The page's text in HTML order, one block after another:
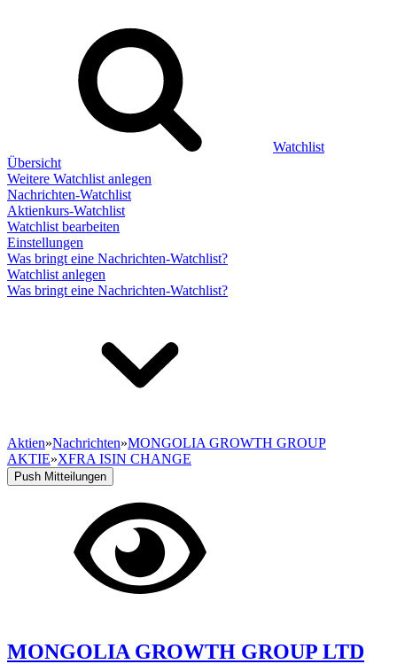
Watchlist
Übersicht
Weitere Watchlist anlegen
Nachrichten-Watchlist
Aktienkurs-Watchlist
Watchlist bearbeiten
Einstellungen
Was bringt eine Nachrichten-Watchlist?
Watchlist anlegen
Was bringt eine Nachrichten-Watchlist?
Aktien»Nachrichten»MONGOLIA GROWTH GROUP
AKTIE»XFRA ISIN CHANGE
Push Mitteilungen
MONGOLIA GROWTH GROUP LTD